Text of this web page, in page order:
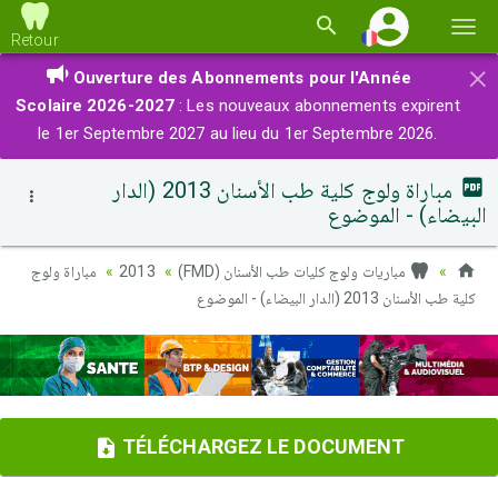
la
Retour
×
Ouverture des Abonnements pour l'Année
Scolaire 2026-2027 : Les nouveaux abonnements expirent
le 1er Septembre 2027 au lieu du 1er Septembre 2026.
مباراة ولوج كلية طب الأسنان 2013 (الدار
البيضاء) - الموضوع
مباريات ولوج كليات طب الأسنان (FMD) 2013
مباراة ولوج
كلية طب الأسنان 2013 (الدار البيضاء) - الموضوع
TÉLÉCHARGEZ LE DOCUMENT